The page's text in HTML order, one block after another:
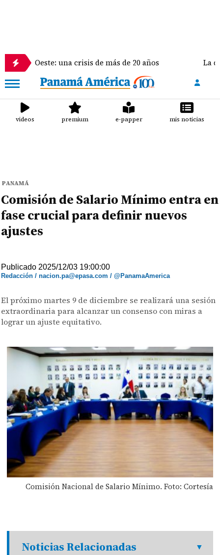
una crisis de más de 20 años La
videos premium e-papper mis noticias
PANAMÁ
Comisión de Salario Mínimo entra en
fase crucial para definir nuevos
ajustes
Publicado 2025/12/03 19:00:00
Redacción / nacion.pa@epasa.com / @PanamaAmerica
El próximo martes 9 de diciembre se realizará una sesión
extraordinaria para alcanzar un consenso con miras a
lograr un ajuste equitativo.
Comisión Nacional de Salario Mínimo. Foto: Cortesía
Noticias Relacionadas